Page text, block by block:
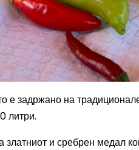
е задржано на
литри.
златниот и сребрен медал